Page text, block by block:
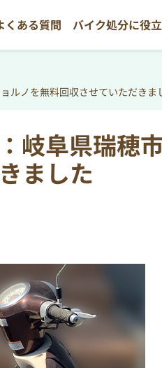
くある質問 バイク処分に役
ルノを無料回収させていただきま
岐阜県瑞穂
ました